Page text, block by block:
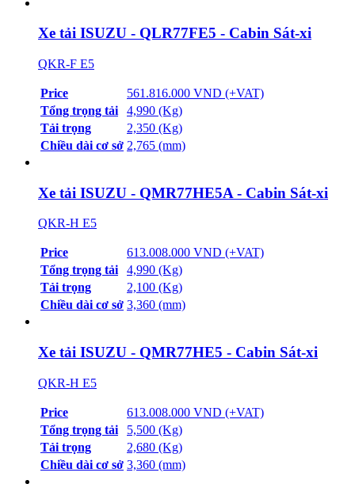
Xe tải ISUZU - QLR77FE5 - Cabin Sát-xi
QKR-F E5
Price
561.816.000 VND (+VAT)
Tổng trọng tải
4,990 (Kg)
Tải trọng
2,350 (Kg)
Chiều dài cơ sở 2,765 (mm)
Xe tải ISUZU - QMR77HE5A - Cabin Sát-xi
QKR-H E5
Price
613.008.000 VND (+VAT)
Tổng trọng tải
4,990 (Kg)
Tải trọng
2,100 (Kg)
Chiều dài cơ sở 3,360 (mm)
Xe tải ISUZU - QMR77HE5 - Cabin Sát-xi
QKR-H E5
Price
613.008.000 VND (+VAT)
Tổng trọng tải
5,500 (Kg)
Tải trọng
2,680 (Kg)
Chiều dài cơ sở 3,360 (mm)